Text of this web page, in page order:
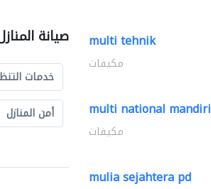
صيانة
خدمات
أمن المنازل
multi tehnik
مكيفات
multi national mandiri
مكيفات
mulia sejahtera pd